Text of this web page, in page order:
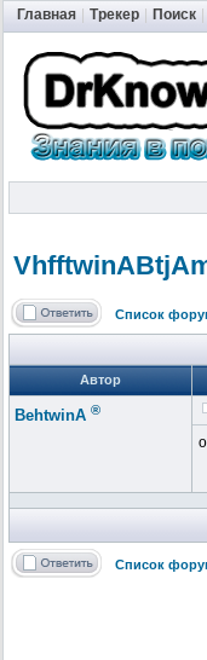
Главная Трекер Поиск
VhfftwinABtj
Список
Автор
BehtwinA ®
Список